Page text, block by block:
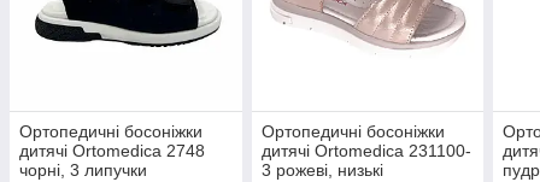
Ортопедичні босоніжки
дитячі Ortomedica 2748
чорні, 3 липучки
Ортопедичні босоніжки
дитячі Ortomedica 231100-
3 рожеві, низькі